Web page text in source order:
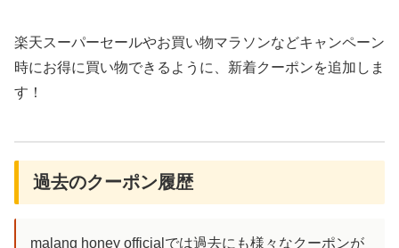
楽天スーパーセールやお買い物マラソンなどキャンペーン
時にお得に買い物できるように、新着クーポンを追加しま
す！
過去のクーポン履歴
malang honey officialでは過去にも様々なクーポンが